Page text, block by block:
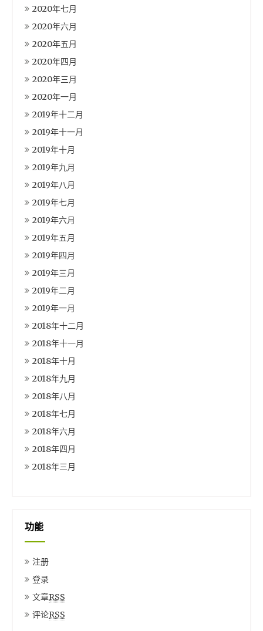
2020年七月
2020年六月
2020年五月
2020年四月
2020年三月
2020年一月
2019年十二月
2019年十一月
2019年十月
2019年九月
2019年八月
2019年七月
2019年六月
2019年五月
2019年四月
2019年三月
2019年二月
2019年一月
2018年十二月
2018年十一月
2018年十月
2018年九月
2018年八月
2018年七月
2018年六月
2018年四月
2018年三月
功能
注册
登录
文章RSS
评论RSS